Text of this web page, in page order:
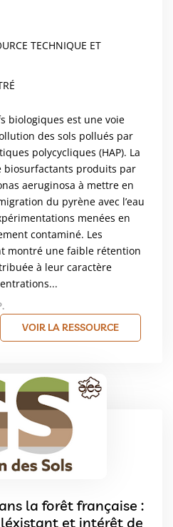
TECHNIQUE ET
biologiques est une voie
des sols pollués par
polycycliques (HAP). La
biosurfactants produits par
aeruginosa à mettre en
du pyrène avec l’eau
menées en
contaminé. Les
montré une faible rétention
à leur caractère
VOIR LA RESSOURCE
la forêt française :
et intérêt de